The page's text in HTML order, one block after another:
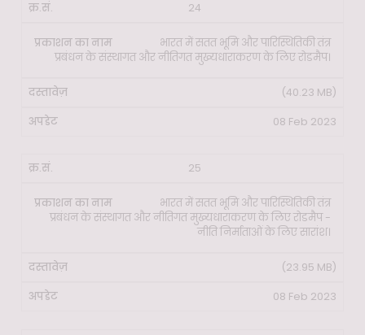
24
भारत में सतत भूमि और पारिस्थितिकी तंत्र
प्रबंधन के संस्थागत और नीतिगत मुख्यधाराकरण के लिए रोडमैप।
(40.23 MB)
08 Feb 2023
25
भारत में सतत भूमि और पारिस्थितिकी तंत्र
प्रबंधन के संस्थागत और नीतिगत मुख्यधाराकरण के लिए रोडमैप -
नीति निर्माताओं के लिए सारांश।
(23.95 MB)
08 Feb 2023